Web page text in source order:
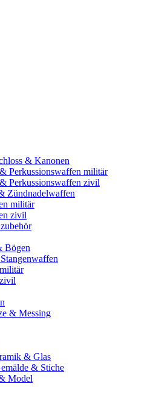
& Kanonen
Perkussionswaffen militär
Perkussionswaffen zivil
Zündnadelwaffen
militär
zivil
Bögen
& Messing
& Glas
& Stiche
Model